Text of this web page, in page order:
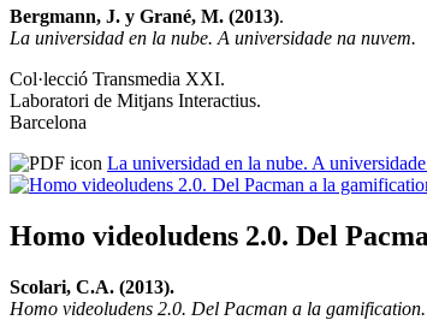
Bergmann, J. y Grané, M. (2013).
La universidad en la nube. A universidade na nuvem.
Col·lecció Transmedia XXI.
Laboratori de Mitjans Interactius.
Barcelona
La universidad en la nube. A
Homo videoludens 2.0. Del
Scolari, C.A. (2013).
Homo videoludens 2.0. Del Pacman a la gamification.